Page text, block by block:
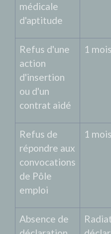
médicale
d'aptitude
Refus d'une
action
d'insertion
ou d'un
contrat aidé
1 mois
Refus de
répondre aux
convocations
de Pôle
emploi
1 mois
Absence de